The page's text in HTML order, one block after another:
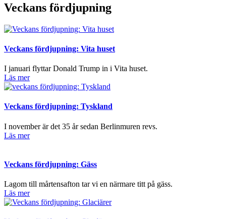
Veckans fördjupning
Veckans fördjupning: Vita huset
I januari flyttar Donald Trump in i Vita huset.
Läs mer
Veckans fördjupning: Tyskland
I november är det 35 år sedan Berlinmuren revs.
Läs mer
Veckans fördjupning: Gäss
Lagom till mårtensafton tar vi en närmare titt på gäss.
Läs mer